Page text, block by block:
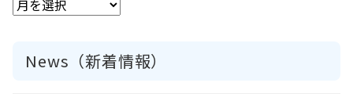
News（新着情報）